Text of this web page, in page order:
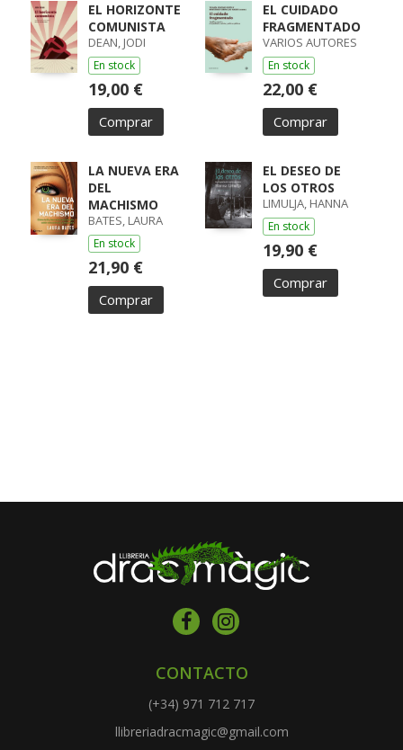
EL HORIZONTE
COMUNISTA
DEAN, JODI
En stock
19,00 €
Comprar
EL CUIDADO
FRAGMENTADO
VARIOS AUTORES
En stock
22,00 €
Comprar
LA NUEVA ERA
DEL
MACHISMO
BATES, LAURA
En stock
21,90 €
Comprar
EL DESEO DE
LOS OTROS
LIMULJA, HANNA
En stock
19,90 €
Comprar
CONTACTO
(+34) 971 712 717
llibreriadracmagic@gmail.com